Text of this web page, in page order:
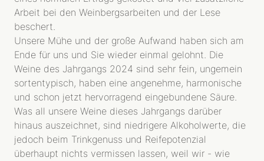
Arbeit bei den Weinbergsarbeiten und der Lese
beschert.
Unsere Mühe und der große Aufwand haben sich am
Ende für uns und Sie wieder einmal gelohnt. Die
Weine des Jahrgangs 2024 sind sehr fein, ungemein
sortentypisch, haben eine angenehme, harmonische
und schon jetzt hervorragend eingebundene Säure.
Was all unsere Weine dieses Jahrgangs darüber
hinaus auszeichnet, sind niedrigere Alkoholwerte, die
jedoch beim Trinkgenuss und Reifepotenzial
überhaupt nichts vermissen lassen, weil wir - wie